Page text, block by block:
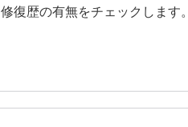
修復歴の有無をチェックします。